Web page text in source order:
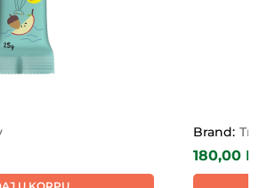
Brand:
180,00